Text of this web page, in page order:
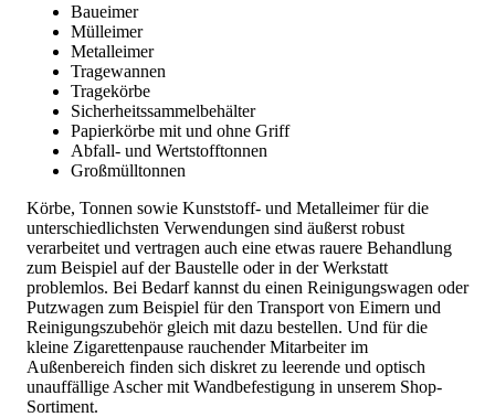
Baueimer
Mülleimer
Metalleimer
Tragewannen
Tragekörbe
Sicherheitssammelbehälter
Papierkörbe mit und ohne Griff
Abfall- und Wertstofftonnen
Großmülltonnen
Körbe, Tonnen sowie Kunststoff- und Metalleimer für die
unterschiedlichsten Verwendungen sind äußerst robust
verarbeitet und vertragen auch eine etwas rauere Behandlung
zum Beispiel auf der Baustelle oder in der Werkstatt
problemlos. Bei Bedarf kannst du einen Reinigungswagen oder
Putzwagen zum Beispiel für den Transport von Eimern und
Reinigungszubehör gleich mit dazu bestellen. Und für die
kleine Zigarettenpause rauchender Mitarbeiter im
Außenbereich finden sich diskret zu leerende und optisch
unauffällige Ascher mit Wandbefestigung in unserem Shop-
Sortiment.